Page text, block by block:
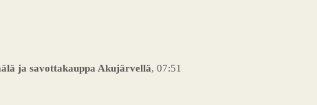
ja savottakauppa Akujärvellä, 07:51